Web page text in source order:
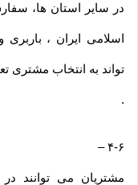
در سایر استان ها،
اسلامی ایران ،
تواند به انتخاب مشتری
.
۴-۶–
مشتریان می توانند